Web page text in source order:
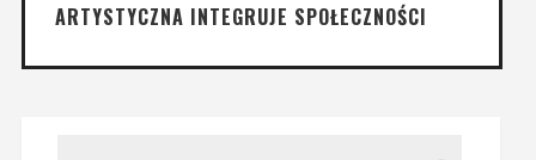
ARTYSTYCZNA INTEGRUJE SPOŁECZNOŚCI